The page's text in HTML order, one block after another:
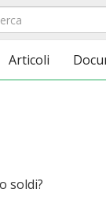
Articoli
soldi?